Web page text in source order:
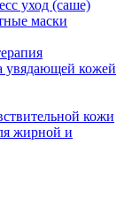
уход (саше)
маски
кожей
кожи
жирной и